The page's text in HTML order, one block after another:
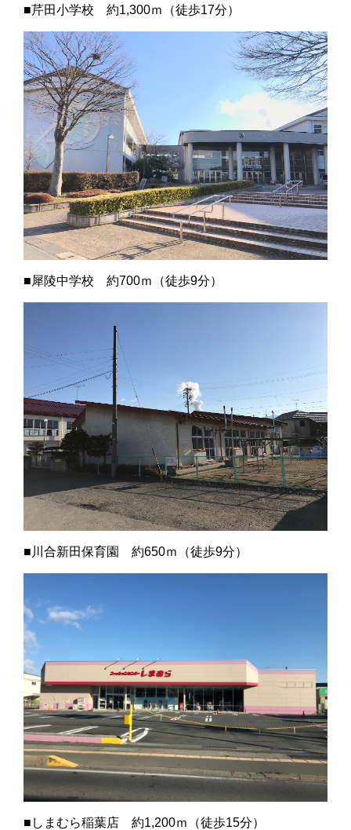
■芹田小学校 約1,300ｍ（徒歩17分）
■犀陵中学校 約700ｍ（徒歩9分）
■川合新田保育園 約650ｍ（徒歩9分）
■しまむら稲葉店 約1,200ｍ（徒歩15分）